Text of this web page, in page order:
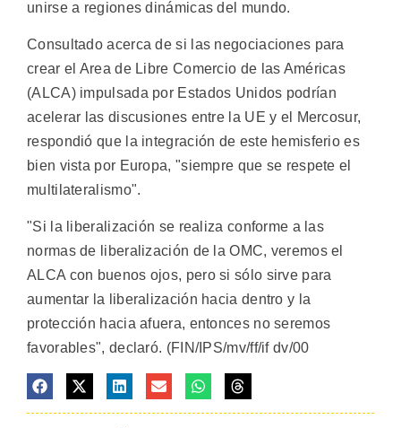
unirse a regiones dinámicas del mundo.
Consultado acerca de si las negociaciones para
crear el Area de Libre Comercio de las Américas
(ALCA) impulsada por Estados Unidos podrían
acelerar las discusiones entre la UE y el Mercosur,
respondió que la integración de este hemisferio es
bien vista por Europa, "siempre que se respete el
multilateralismo".
"Si la liberalización se realiza conforme a las
normas de liberalización de la OMC, veremos el
ALCA con buenos ojos, pero si sólo sirve para
aumentar la liberalización hacia dentro y la
protección hacia afuera, entonces no seremos
favorables", declaró. (FIN/IPS/mv/ff/if dv/00